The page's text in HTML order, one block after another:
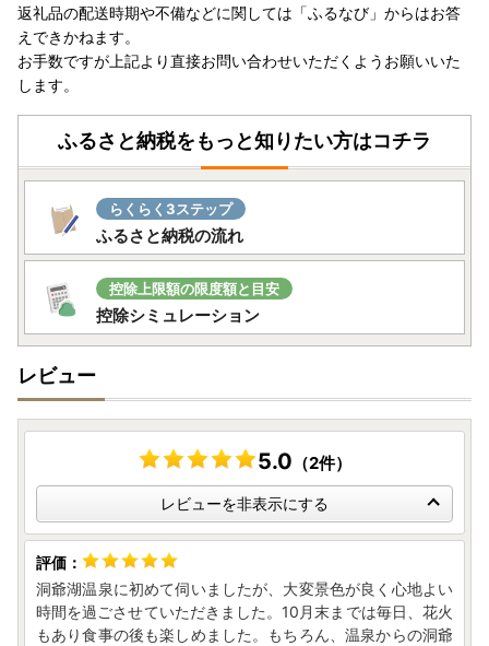
返礼品の配送時期や不備などに関しては「ふるなび」からはお答
えできかねます。
お手数ですが上記より直接お問い合わせいただくようお願いいた
します。
ふるさと納税をもっと知りたい方はコチラ
らくらく3ステップ
ふるさと納税の流れ
控除上限額の限度額と目安
控除シミュレーション
レビュー
5.0 （2件）
レビューを非表示にする
洞爺湖温泉に初めて伺いましたが、大変景色が良く心地よい
時間を過ごさせていただきました。10月末までは毎日、花火
もあり食事の後も楽しめました。もちろん、温泉からの洞爺